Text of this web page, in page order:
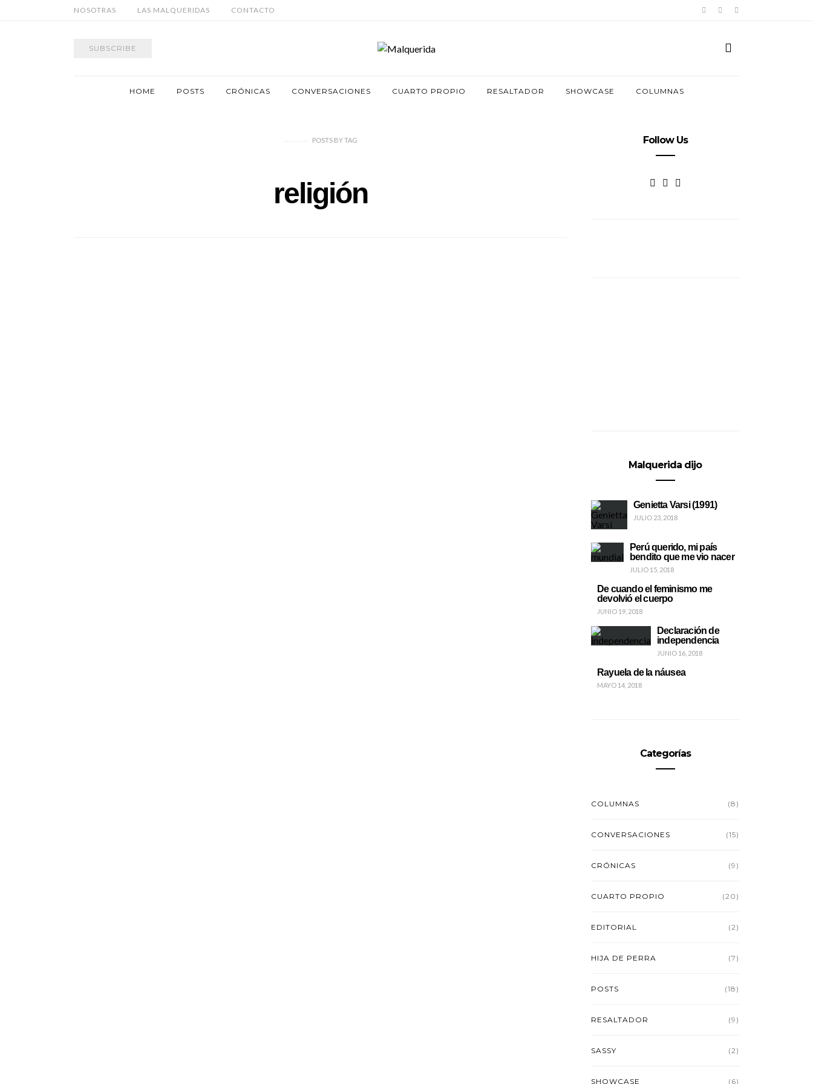
NOSOTRAS LAS MALQUERIDAS CONTACTO
SUBSCRIBE
HOME POSTS CRÓNICAS CONVERSACIONES CUARTO PROPIO RESALTADOR SHOWCASE COLUMNAS
POSTS BYTAG
religión
Follow Us
Malquerida dijo
Genietta Varsi (1991)
JULIO 23, 2018
Perú querido, mi país
bendito que me vio nacer
JULIO 15, 2018
De cuando el feminismo me
devolvió el cuerpo
JUNIO 19, 2018
Declaración de
independencia
JUNIO 16, 2018
Rayuela de la náusea
MAYO 14, 2018
Categorías
COLUMNAS (8)
CONVERSACIONES (15)
CRÓNICAS (9)
CUARTO PROPIO (20)
EDITORIAL (2)
HIJA DE PERRA (7)
POSTS (18)
RESALTADOR (9)
SASSY (2)
SHOWCASE (6)